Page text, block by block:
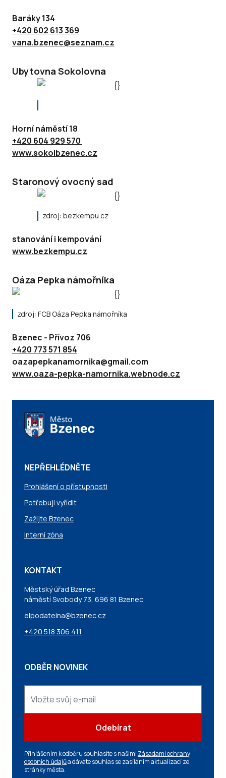
Baráky 134
+420 602 613 369
vana.bzenec@seznam.cz
Ubytovna Sokolovna
Horní náměstí 18
+420 604 929 570
www.sokolbzenec.cz
Staronový ovocný sad
zdroj: bezkempu.cz
stanování i kempování
www.bezkempu.cz
Oáza Pepka námořníka
zdroj: FCB Oáza Pepka námořníka
Bzenec - Přívoz 706
+420 773 571 854
oazapepkanamornika@gmail.com
www.oaza-pepka-namornika.webnode.cz
NEPŘEHLÉDNĚTE
Prohlášení o přístupnosti
Potřebuji vyřídit
Zažijte Bzenec
Interní zóna
KONTAKT
Městský úřad Bzenec
náměstí Svobody 73, 696 81 Bzenec
elpodatelna@bzenec.cz
+420 518 306 411
ODBĚR NOVINEK
Odebírat
Přihlášením k odběru souhlasíte s našimi Zásadami ochrany
osobních údajůa dáváte souhlas se zasíláním aktualizací ze
stránky města.